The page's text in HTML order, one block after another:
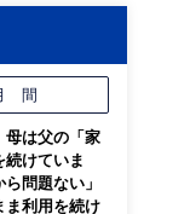
間
母は父の「家
続けていま
問題ない」
ま利用を続け